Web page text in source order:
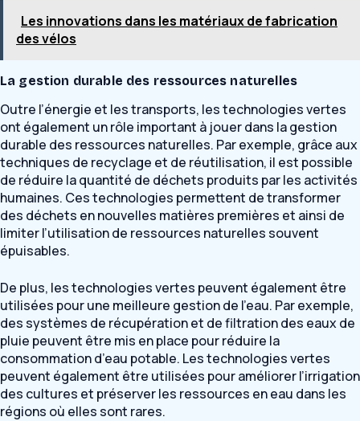
Les innovations dans les matériaux de fabrication
des vélos
La gestion durable des ressources naturelles
Outre l’énergie et les transports, les technologies vertes
ont également un rôle important à jouer dans la gestion
durable des ressources naturelles. Par exemple, grâce aux
techniques de recyclage et de réutilisation, il est possible
de réduire la quantité de déchets produits par les activités
humaines. Ces technologies permettent de transformer
des déchets en nouvelles matières premières et ainsi de
limiter l’utilisation de ressources naturelles souvent
épuisables.
De plus, les technologies vertes peuvent également être
utilisées pour une meilleure gestion de l’eau. Par exemple,
des systèmes de récupération et de filtration des eaux de
pluie peuvent être mis en place pour réduire la
consommation d’eau potable. Les technologies vertes
peuvent également être utilisées pour améliorer l’irrigation
des cultures et préserver les ressources en eau dans les
régions où elles sont rares.